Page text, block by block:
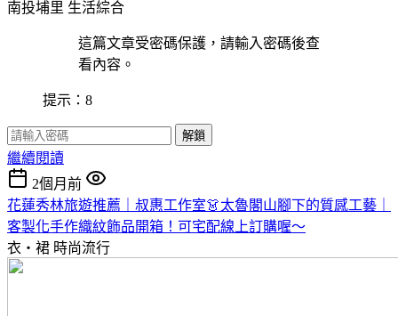
南投埔里 生活綜合
這篇文章受密碼保護，請輸入密碼後查
看內容。
提示：8
解鎖
繼續閱讀
2個月前
花蓮秀林旅遊推薦｜叔惠工作室👗太魯閣山腳下的質感工藝｜
客製化手作織紋飾品開箱！可宅配線上訂購喔～
衣・裙 時尚流行